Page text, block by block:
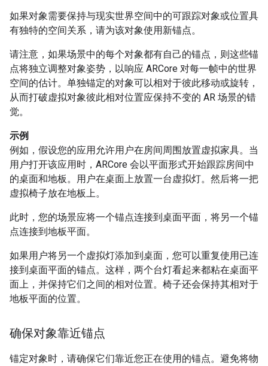
如果对象需要保持与现实世界空间中的可跟踪对象或位置具
有独特的空间关系，请为该对象使用新锚点。
请注意，如果场景中的每个对象都有自己的锚点，则这些锚
点将独立调整对象姿势，以响应 ARCore 对每一帧中的世界
空间的估计。单独锚定的对象可以相对于彼此移动或旋转，
从而打破虚拟对象彼此相对位置应保持不变的 AR 场景的错
觉。
示例
例如，假设您的应用允许用户在房间周围放置虚拟家具。当
用户打开该应用时，ARCore 会以平面形式开始跟踪房间中
的桌面和地板。用户在桌面上放置一台虚拟灯。然后将一把
虚拟椅子放在地板上。
此时，您的场景应将一个锚点连接到桌面平面，将另一个锚
点连接到地板平面。
如果用户将另一个虚拟灯添加到桌面，您可以重复使用已连
接到桌面平面的锚点。这样，两个台灯看起来都粘在桌面平
面上，并保持它们之间的相对位置。椅子还会保持其相对于
地板平面的位置。
确保对象靠近锚点
锚定对象时，请确保它们靠近您正在使用的锚点。避免将物